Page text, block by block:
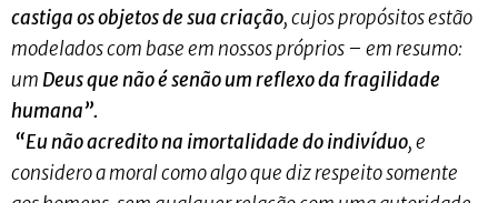
castiga os objetos de sua criação, cujos propósitos estão
modelados com base em nossos próprios – em resumo:
um Deus que não é senão um reflexo da fragilidade
humana”.
“Eu não acredito na imortalidade do indivíduo, e
considero a moral como algo que diz respeito somente